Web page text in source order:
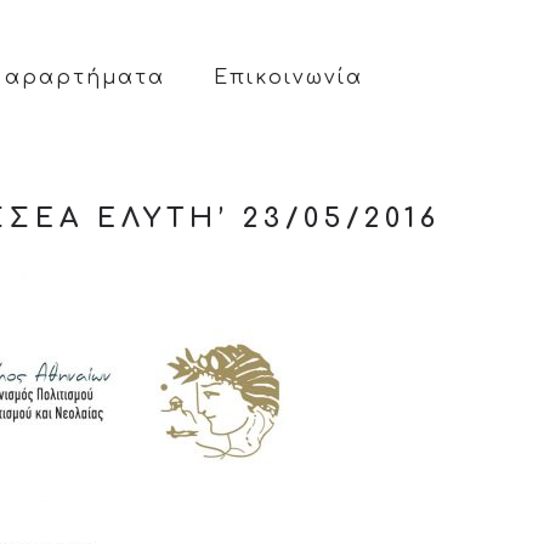
Επικοινωνία
ΕΛΎΤΗ’ 23/05/2016